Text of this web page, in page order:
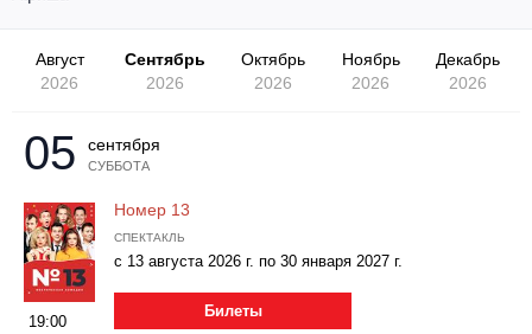
Альтернатива
Классическая музыка
Open-air на ВДНХ
Джаз и блюз
Комедия
Творческий вечер
Мюзикл, оперетта
Балет
Драма
Детский концерт
Детский мюзикл
Все события
Август
2026
Сентябрь
2026
Октябрь
2026
Ноябрь
2026
Декабрь
2026
05 СУББОТА
сентября
19:00
Номер 13
СПЕКТАКЛЬ
с 13 августа 2026 г. по 30 января 2027 г.
Билеты